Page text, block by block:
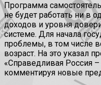
Программа
не будет работать ни в
доходов и уровня
системе. Для начала
проблемы, в том числе
возраст. На это указал
«Справедливая Россия
комментируя новые